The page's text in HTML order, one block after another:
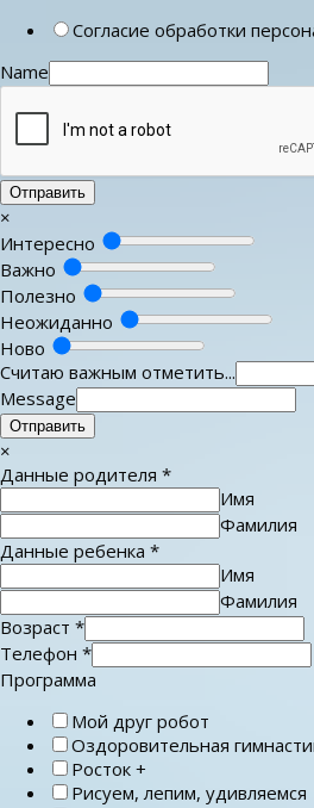
Согласие обработки
Name
Отправить
×
Интересно
Важно
Полезно
Неожиданно
Ново
Считаю важным отметить...
Message
Отправить
×
Данные родителя *
Имя
Фамилия
Данные ребенка *
Имя
Фамилия
Возраст *
Телефон *
Программа
Мой друг робот
Оздоровительная
Росток +
Рисуем, лепим, удивляемся